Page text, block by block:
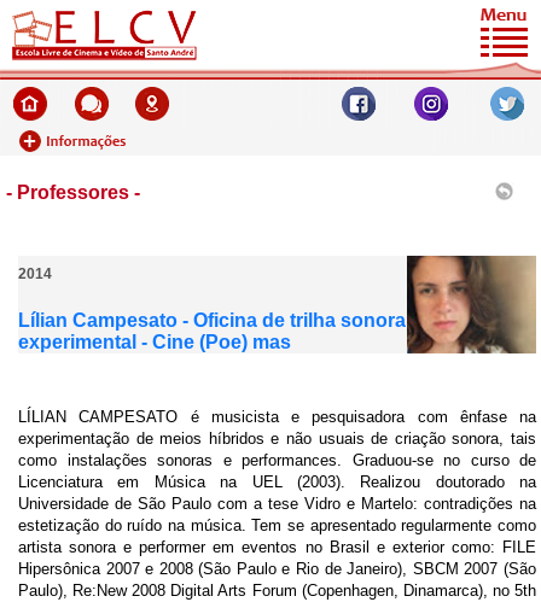
- Professores -
2014
Lílian Campesato - Oficina de trilha sonora
experimental - Cine (Poe) mas
LÍLIAN CAMPESATO é musicista e pesquisadora com ênfase na
experimentação de meios híbridos e não usuais de criação sonora, tais
como instalações sonoras e performances. Graduou-se no curso de
Licenciatura em Música na UEL (2003). Realizou doutorado na
Universidade de São Paulo com a tese Vidro e Martelo: contradições na
estetização do ruído na música. Tem se apresentado regularmente como
artista sonora e performer em eventos no Brasil e exterior como: FILE
Hipersônica 2007 e 2008 (São Paulo e Rio de Janeiro), SBCM 2007 (São
Paulo), Re:New 2008 Digital Arts Forum (Copenhagen, Dinamarca), no 5th